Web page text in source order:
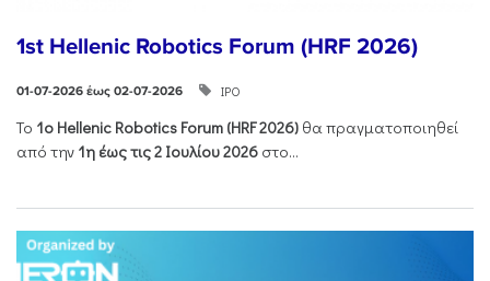
1st Hellenic Robotics Forum (HRF 2026)
01-07-2026 έως 02-07-2026 ΙΡΟ
Το 1ο Hellenic Robotics Forum (HRF2026) θα πραγματοποιηθεί
από την 1η έως τις 2 Ιουλίου 2026 στο...